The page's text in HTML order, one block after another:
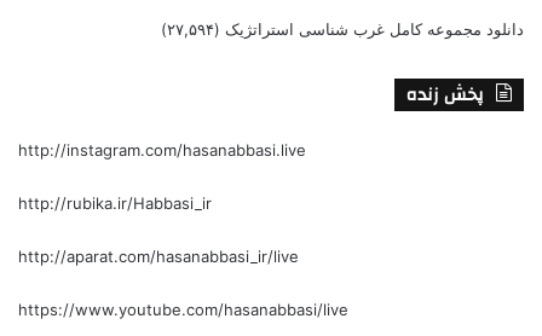
دانلود مجموعه کامل غرب شناسی استراتژیک (۲۷,۵۹۴)
پخش زنده
http://instagram.com/hasanabbasi.live
http://rubika.ir/Habbasi_ir
http://aparat.com/hasanabbasi_ir/live
https://www.youtube.com/hasanabbasi/live